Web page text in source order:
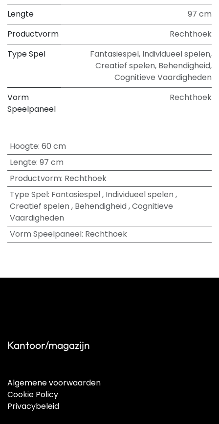
Lengte
97 cm
Productvorm
Rechthoek
Type Spel
Fantasiespel, Individueel spelen,
Creatief spelen, Behendigheid,
Cognitieve Vaardigheden
Vorm
Speelpaneel
Rechthoek
Hoogte: 60 cm
Lengte: 97 cm
Productvorm: Rechthoek
Type Spel: Fantasiespel, Individueel spelen,
Creatief spelen, Behendigheid,Cognitieve
Vaardigheden
Vorm Speelpaneel: Rechthoek
Kantoor/magazijn
Algemene voorwaarden
Cookie Policy
Privacybeleid